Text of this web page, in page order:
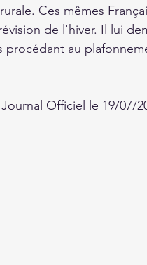
Ces mêmes
de l'hiver. Il lui
procédant au
Officiel le 19/07/